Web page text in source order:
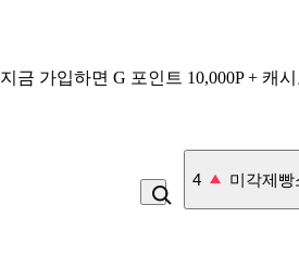
지금 가입하면 G 포인트 10,000P + 캐
4 미각제빵